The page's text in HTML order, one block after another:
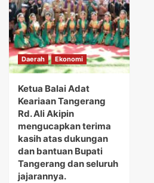
Daerah Ekonomi
Ketua Balai Adat
Keariaan Tangerang
Rd. Ali Akipin
mengucapkan terima
kasih atas dukungan
dan bantuan Bupati
Tangerang dan seluruh
jajarannya.